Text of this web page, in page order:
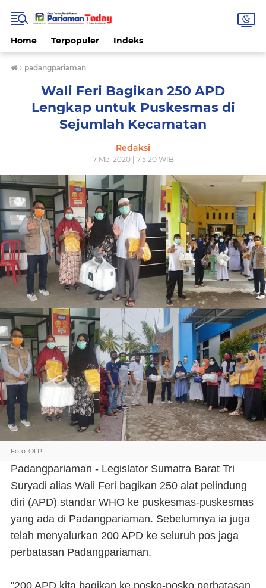
Home Terpopuler Indeks
› padangpariaman
Wali Feri Bagikan 250 APD
Lengkap untuk Puskesmas di
Sejumlah Kecamatan
Redaksi
7 Mei 2020 | 7.5.20 WIB
Foto: OLP
Padangpariaman - Legislator Sumatra Barat Tri
Suryadi alias Wali Feri bagikan 250 alat pelindung
diri (APD) standar WHO ke puskesmas-puskesmas
yang ada di Padangpariaman. Sebelumnya ia juga
telah menyalurkan 200 APD ke seluruh pos jaga
perbatasan Padangpariaman.
"200 APD kita bagikan ke posko-posko perbatasan